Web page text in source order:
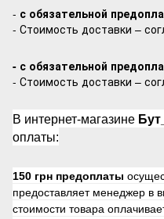
- с обязательной
- Стоимость доставки –
- с обязательной
- Стоимость доставки –
В интернет-магазине
оплаты:
150 грн предоплаты
предоставляет менеджер в
стоимости товара